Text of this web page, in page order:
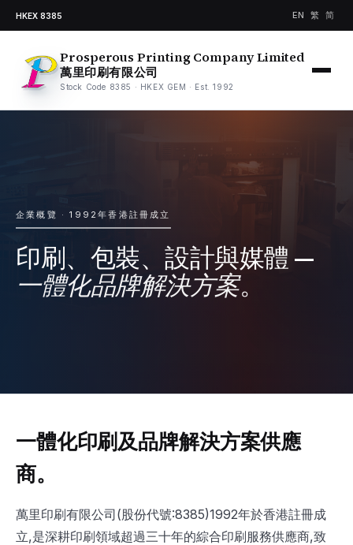
HKEX 8385 EN 繁 简
Prosperous Printing Company Limited
萬里印刷有限公司
Stock Code 8385 · HKEX GEM · Est. 1992
企業概覽 · 1992年香港註冊成立
印刷、包裝、設計與媒體 —
一體化品牌解決方案。
一體化印刷及品牌解決方案供應
商。
萬里印刷有限公司(股份代號:8385)1992年於香港註冊成
立,是深耕印刷領域超過三十年的綜合印刷服務供應商,致